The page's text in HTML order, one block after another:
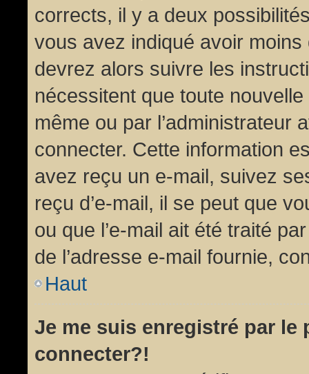
corrects, il y a deux
vous avez indiqué avoir
devrez alors suivre les
nécessitent que toute
même ou par l’administrateur
connecter. Cette information
avez reçu un e-mail, suivez
reçu d’e-mail, il se peut que
ou que l’e-mail ait été traité
de l’adresse e-mail fournie,
Haut
Je me suis enregistré par le
connecter?!